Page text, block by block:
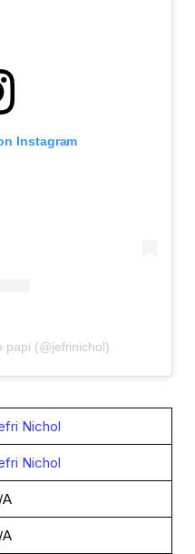
Instagram
papi (@jefrinichol)
Nichol
Nichol
A
A